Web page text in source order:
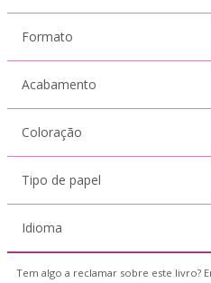
Formato
Acabamento
Coloração
Tipo de papel
Idioma
Tem algo a reclamar sobre este livro?